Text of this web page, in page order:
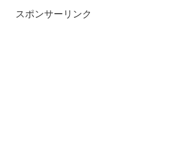
スポンサーリンク